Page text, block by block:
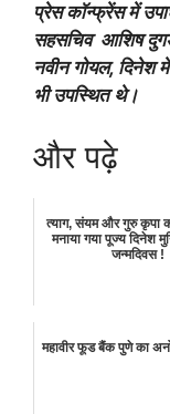
प्रेस कॉन्फ्रेंस में
सहसचिव आशिष दुगड,
नवीन गोयल, दिनेश
भी उपस्थित थे।
और पढ़े
त्याग, संयम और गुरु कृपा
मनाया गया पूज्य दिनेश
जन्मदिवस !
महावीर फूड बैंक पुणे का